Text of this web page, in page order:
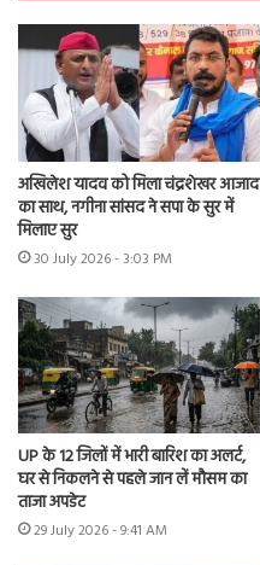
अखिलेश यादव को मिला चंद्रशेखर आजाद
का साथ, नगीना सांसद ने सपा के सुर में
मिलाए सुर
30 July 2026 - 3:03 PM
UP के 12 जिलों में भारी बारिश का अलर्ट,
घर से निकलने से पहले जान लें मौसम का
ताजा अपडेट
29 July 2026 - 9:41 AM